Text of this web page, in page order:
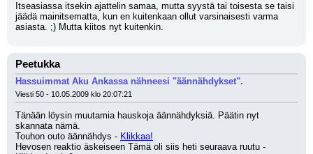
Itseasiassa itsekin ajattelin samaa, mutta syystä tai toisesta se taisi
jäädä mainitsematta, kun en kuitenkaan ollut varsinaisesti varma
asiasta. ;) Mutta kiitos nyt kuitenkin.
Peetukka
Hassuimmat Aku Ankassa nähneesi "äännähdykset".
Viesti 50 - 10.05.2009 klo 20:07:21
Tänään löysin muutamia hauskoja äännähdyksiä. Päätin nyt
skannata nämä.
Touhon outo äännähdys - Klikkaa!